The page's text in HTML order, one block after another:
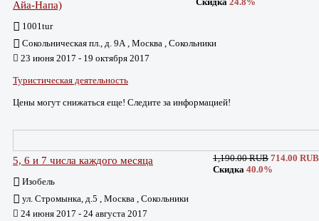
Айа-Напа)
1001tur
Сокольническая пл., д. 9А , Москва , Сокольники
23 июня 2017 - 19 октября 2017
Туристическая деятельность
Цены могут снижаться еще! Следите за информацией!
1,190.00 RUB 714.00 RUB
Скидка 40.0%
5, 6 и 7 числа каждого месяца
Изобель
ул. Стромынка, д.5 , Москва , Сокольники
24 июня 2017 - 24 августа 2017